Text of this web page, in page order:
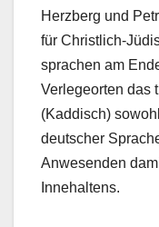
Herzberg und
für Christlich-
sprachen am
Verlegeorten das
(Kaddisch)
deutscher
Anwesenden
Innehaltens.